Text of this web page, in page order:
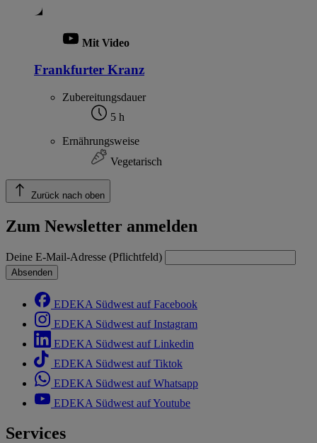
Mit Video
Frankfurter Kranz
Zubereitungsdauer
5 h
Ernährungsweise
Vegetarisch
Zurück nach oben
Zum Newsletter anmelden
Deine E-Mail-Adresse (Pflichtfeld)
Absenden
EDEKA Südwest auf Facebook
EDEKA Südwest auf Instagram
EDEKA Südwest auf Linkedin
EDEKA Südwest auf Tiktok
EDEKA Südwest auf Whatsapp
EDEKA Südwest auf Youtube
Services